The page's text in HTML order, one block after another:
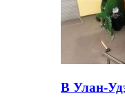
В Улан-